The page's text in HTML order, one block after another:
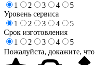
1
2 3 4
5
Уровень сервиса
1
2 3 4
5
Срок изготовления
1
2 3 4
5
Пожалуйста, докажите,